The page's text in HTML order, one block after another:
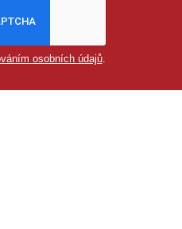
osobních údajů.